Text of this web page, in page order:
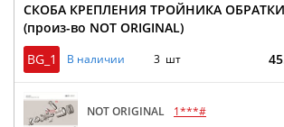
СКОБА КРЕПЛЕНИЯ ТРОЙНИКА
(произ-во NOT ORIGINAL)
BG_1
В наличии 3 шт
NOT ORIGINAL
1***#